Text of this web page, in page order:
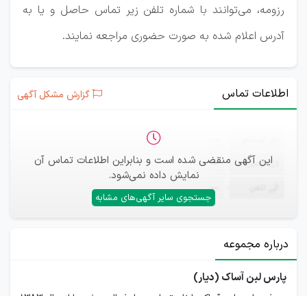
رزومه، می‌توانند با شماره تلفن زیر تماس حاصل و یا به
آدرس اعلام شده به صورت حضوری مراجعه نمایند.
اطلاعات تماس گزارش مشکل آگهی
این آگهی منقضی شده است و بنابراین اطلاعات تماس آن
نمایش داده نمی‌شود.
جستجوی سایر آگهی‌های مشابه
ایمیل —
—
درباره مجموعه
پارس لبن آساک (دیار)